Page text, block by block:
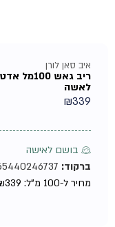
איב סאן לורן
ריב גאש
לאשה
₪339
♀ בושם לאישה
ברקוד:3365440246737
מחיר ל-100 מ"ל:
₪339